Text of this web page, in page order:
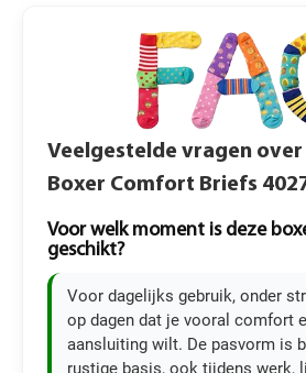
Veelgestelde vragen over
Boxer Comfort Briefs
Voor welk moment is deze
geschikt?
Voor dagelijks gebruik, onder
op dagen dat je vooral comfort
aansluiting wilt. De pasvorm is
rustige basis, ook tijdens werk,